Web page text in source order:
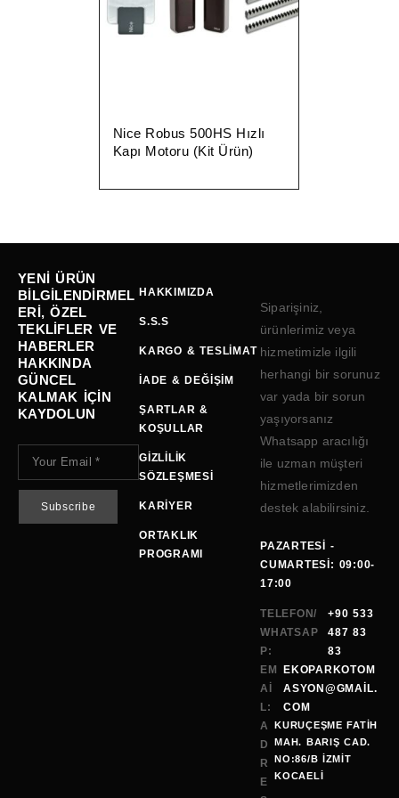
Nice Robus 500HS Hızlı
Kapı Motoru (Kit Ürün)
YENI ÜRÜN
BILGILENDIRMEL
ERI, ÖZEL
TEKLIFLER VE
HABERLER
HAKKINDA
GÜNCEL
KALMAK IÇIN
KAYDOLUN
HAKKIMIZDA
S.S.S
KARGO & TESLIMAT
İADE & DEĞIŞIM
ŞARTLAR &
KOŞULLAR
GIZLILIK
SÖZLEŞMESI
KARIYER
ORTAKLIK
PROGRAMI
Siparişiniz,
ürünlerimiz veya
hizmetimizle ilgili
herhangi bir sorunuz
var yada bir sorun
yaşıyorsanız
Whatsapp aracılığı
ile uzman müşteri
hizmetlerimizden
destek alabilirsiniz.
PAZARTESI -
CUMARTESI: 09:00-
17:00
TELEFON/
WHATSAP
P:
+90 533
487 83
83
EM
AI
L:
EKOPARKOTOM
ASYON@GMAİL.
COM
A
D
R
E
KURUÇEŞME FATİH
MAH. BARIŞ CAD.
NO:86/B İZMİT
KOCAELI